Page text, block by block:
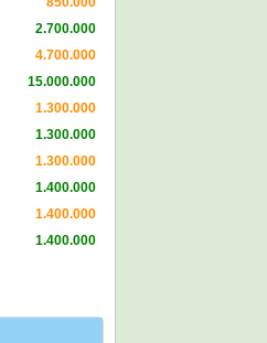
2.700.000
4.700.000
15.000.000
1.300.000
1.300.000
1.300.000
1.400.000
1.400.000
1.400.000